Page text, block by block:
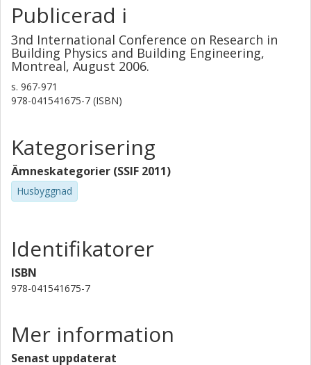
Publicerad i
3nd International Conference on Research in
Building Physics and Building Engineering,
Montreal, August 2006.
s. 967-971
978-041541675-7 (ISBN)
Kategorisering
Ämneskategorier (SSIF 2011)
Husbyggnad
Identifikatorer
ISBN
978-041541675-7
Mer information
Senast uppdaterat